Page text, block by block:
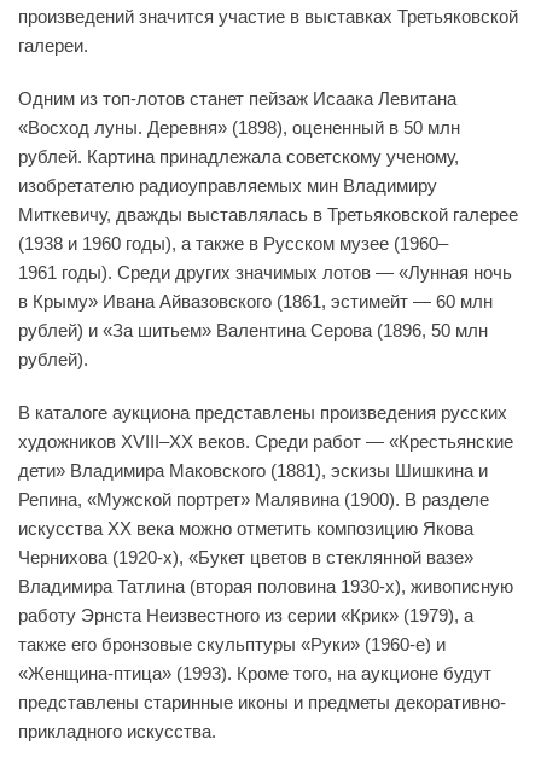
произведений значится участие в выставках Третьяковской
галереи.
Одним из топ-лотов станет пейзаж Исаака Левитана
«Восход луны. Деревня» (1898), оцененный в 50 млн
рублей. Картина принадлежала советскому ученому,
изобретателю радиоуправляемых мин Владимиру
Миткевичу, дважды выставлялась в Третьяковской галерее
(1938 и 1960 годы), а также в Русском музее (1960–
1961 годы). Среди других значимых лотов — «Лунная ночь
в Крыму» Ивана Айвазовского (1861, эстимейт — 60 млн
рублей) и «За шитьем» Валентина Серова (1896, 50 млн
рублей).
В каталоге аукциона представлены произведения русских
художников XVIII–XX веков. Среди работ — «Крестьянские
дети» Владимира Маковского (1881), эскизы Шишкина и
Репина, «Мужской портрет» Малявина (1900). В разделе
искусства XX века можно отметить композицию Якова
Чернихова (1920-х), «Букет цветов в стеклянной вазе»
Владимира Татлина (вторая половина 1930-х), живописную
работу Эрнста Неизвестного из серии «Крик» (1979), а
также его бронзовые скульптуры «Руки» (1960-е) и
«Женщина-птица» (1993). Кроме того, на аукционе будут
представлены старинные иконы и предметы декоративно-
прикладного искусства.